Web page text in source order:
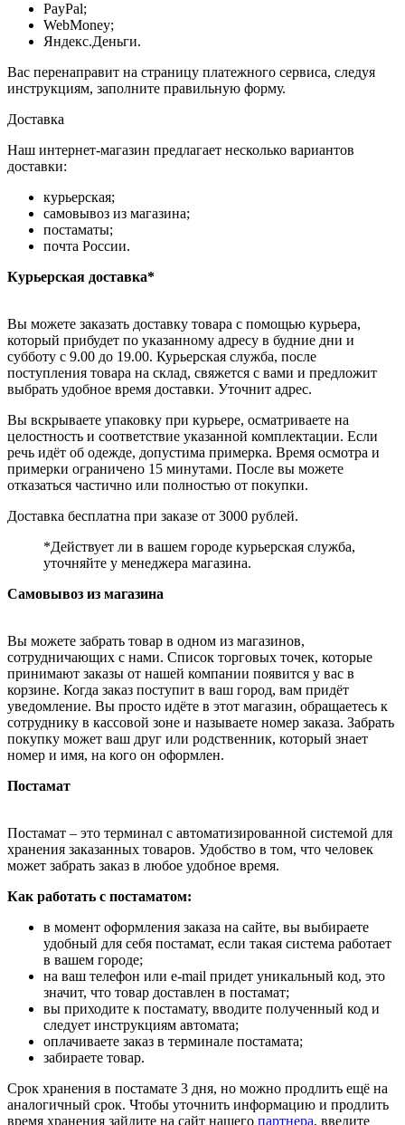
PayPal;
WebMoney;
Яндекс.Деньги.
Вас перенаправит на страницу платежного сервиса, следуя
инструкциям, заполните правильную форму.
Доставка
Наш интернет-магазин предлагает несколько вариантов
доставки:
курьерская;
самовывоз из магазина;
постаматы;
почта России.
Курьерская доставка*
Вы можете заказать доставку товара с помощью курьера,
который прибудет по указанному адресу в будние дни и
субботу с 9.00 до 19.00. Курьерская служба, после
поступления товара на склад, свяжется с вами и предложит
выбрать удобное время доставки. Уточнит адрес.
Вы вскрываете упаковку при курьере, осматриваете на
целостность и соответствие указанной комплектации. Если
речь идёт об одежде, допустима примерка. Время осмотра и
примерки ограничено 15 минутами. После вы можете
отказаться частично или полностью от покупки.
Доставка бесплатна при заказе от 3000 рублей.
*Действует ли в вашем городе курьерская служба,
уточняйте у менеджера магазина.
Самовывоз из магазина
Вы можете забрать товар в одном из магазинов,
сотрудничающих с нами. Список торговых точек, которые
принимают заказы от нашей компании появится у вас в
корзине. Когда заказ поступит в ваш город, вам придёт
уведомление. Вы просто идёте в этот магазин, обращаетесь к
сотруднику в кассовой зоне и называете номер заказа. Забрать
покупку может ваш друг или родственник, который знает
номер и имя, на кого он оформлен.
Постамат
Постамат – это терминал с автоматизированной системой для
хранения заказанных товаров. Удобство в том, что человек
может забрать заказ в любое удобное время.
Как работать с постаматом:
в момент оформления заказа на сайте, вы выбираете
удобный для себя постамат, если такая система работает
в вашем городе;
на ваш телефон или e-mail придет уникальный код, это
значит, что товар доставлен в постамат;
вы приходите к постамату, вводите полученный код и
следует инструкциям автомата;
оплачиваете заказ в терминале постамата;
забираете товар.
Срок хранения в постамате 3 дня, но можно продлить ещё на
аналогичный срок. Чтобы уточнить информацию и продлить
время хранения зайдите на сайт нашего партнера, введите